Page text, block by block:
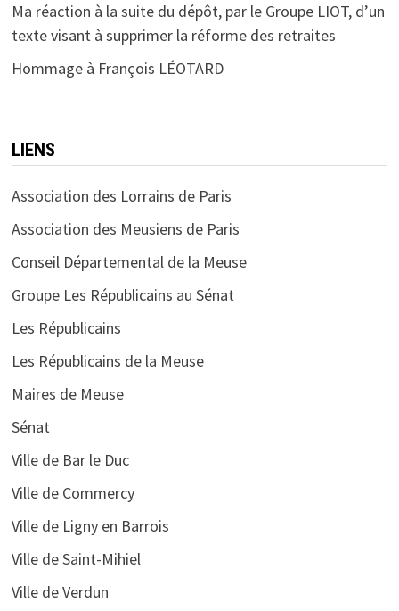
Ma réaction à la suite du dépôt, par le Groupe LIOT, d’un
texte visant à supprimer la réforme des retraites
Hommage à François LÉOTARD
LIENS
Association des Lorrains de Paris
Association des Meusiens de Paris
Conseil Départemental de la Meuse
Groupe Les Républicains au Sénat
Les Républicains
Les Républicains de la Meuse
Maires de Meuse
Sénat
Ville de Bar le Duc
Ville de Commercy
Ville de Ligny en Barrois
Ville de Saint-Mihiel
Ville de Verdun